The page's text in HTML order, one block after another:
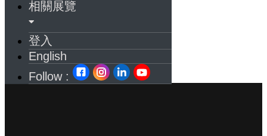
相關展覽
登入
English
Follow :